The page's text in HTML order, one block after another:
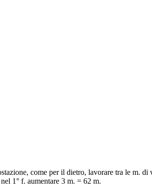
come per il dietro, lavorare tra le m.
1° f. aumentare 3 m. = 62 m.